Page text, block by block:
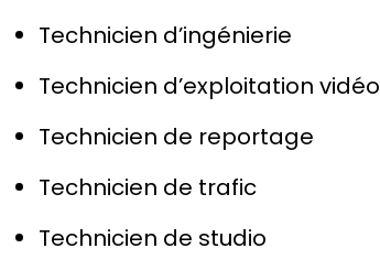
Technicien d’ingénierie
Technicien d’exploitation vidéo
Technicien de reportage
Technicien de trafic
Technicien de studio